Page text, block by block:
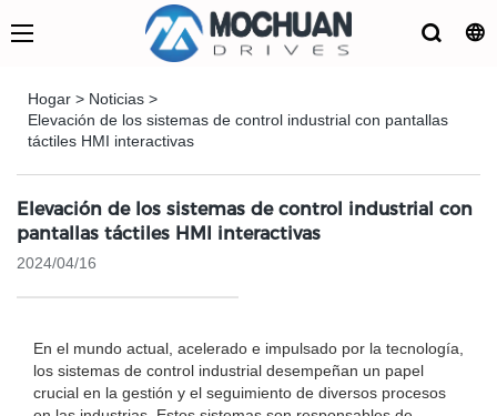
Hogar > Noticias >
Elevación de los sistemas de control industrial con pantallas
táctiles HMI interactivas
Elevación de los sistemas de control industrial con
pantallas táctiles HMI interactivas
2024/04/16
En el mundo actual, acelerado e impulsado por la tecnología,
los sistemas de control industrial desempeñan un papel
crucial en la gestión y el seguimiento de diversos procesos